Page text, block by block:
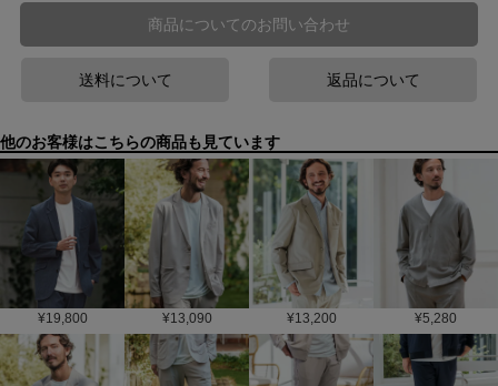
商品についてのお問い合わせ
送料について 返品について
他のお客様はこちらの商品も見ています
¥19,800 ¥13,090 ¥13,200 ¥5,280